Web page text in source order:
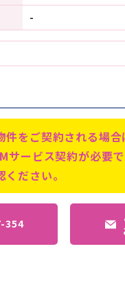
-
件をご契約される場
サービス契約が必要
ださい。
354